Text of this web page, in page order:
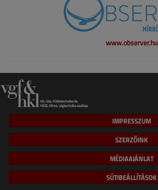
www.observer.hu
IMPRESSZUM
SZERZŐINK
MÉDIAAJÁNLAT
SÜTIBEÁLLÍTÁSOK